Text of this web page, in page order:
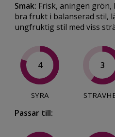
Smak: Frisk, aningen
bra frukt i balanserad stil,
ungfruktig stil med viss
4
SYRA
3
Passar till: